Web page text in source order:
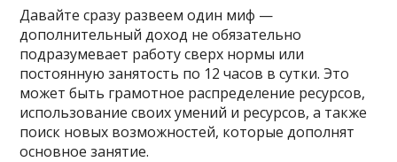
Давайте сразу развеем один миф —
дополнительный доход не обязательно
подразумевает работу сверх нормы или
постоянную занятость по 12 часов в сутки. Это
может быть грамотное распределение ресурсов,
использование своих умений и ресурсов, а также
поиск новых возможностей, которые дополнят
основное занятие.